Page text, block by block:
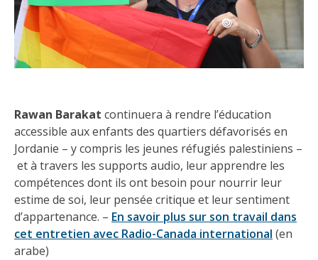
Rawan Barakat continuera à rendre l’éducation
accessible aux enfants des quartiers défavorisés en
Jordanie – y compris les jeunes réfugiés palestiniens –
et à travers les supports audio, leur apprendre les
compétences dont ils ont besoin pour nourrir leur
estime de soi, leur pensée critique et leur sentiment
d’appartenance. – En savoir plus sur son travail dans
cet entretien avec Radio-Canada international (en
arabe)